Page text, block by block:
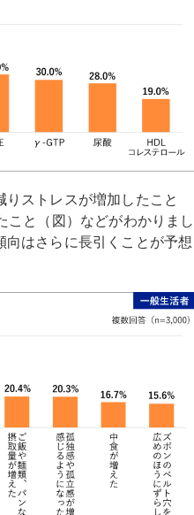
ストレスが増加したこと
こと（図）などがわかりまし
はさらに長引くことが予想